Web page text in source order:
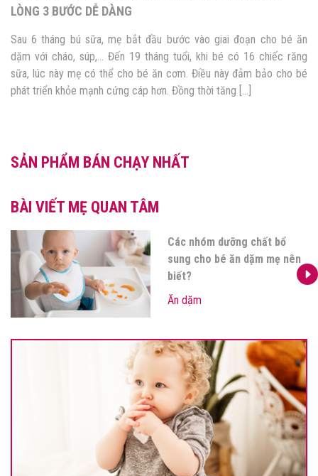
LÒNG 3 BƯỚC DỄ DÀNG
Sau 6 tháng bú sữa, mẹ bắt đầu bước vào giai đoạn cho bé ăn
dặm với cháo, súp,… Đến 19 tháng tuổi, khi bé có 16 chiếc răng
sữa, lúc này mẹ có thể cho bé ăn cơm. Điều này đảm bảo cho bé
phát triển khỏe mạnh cứng cáp hơn. Đồng thời tăng […]
SẢN PHẨM BÁN CHẠY NHẤT
BÀI VIẾT MẸ QUAN TÂM
Các nhóm dưỡng chất bổ
sung cho bé ăn dặm mẹ nên
biết?
Ăn dặm